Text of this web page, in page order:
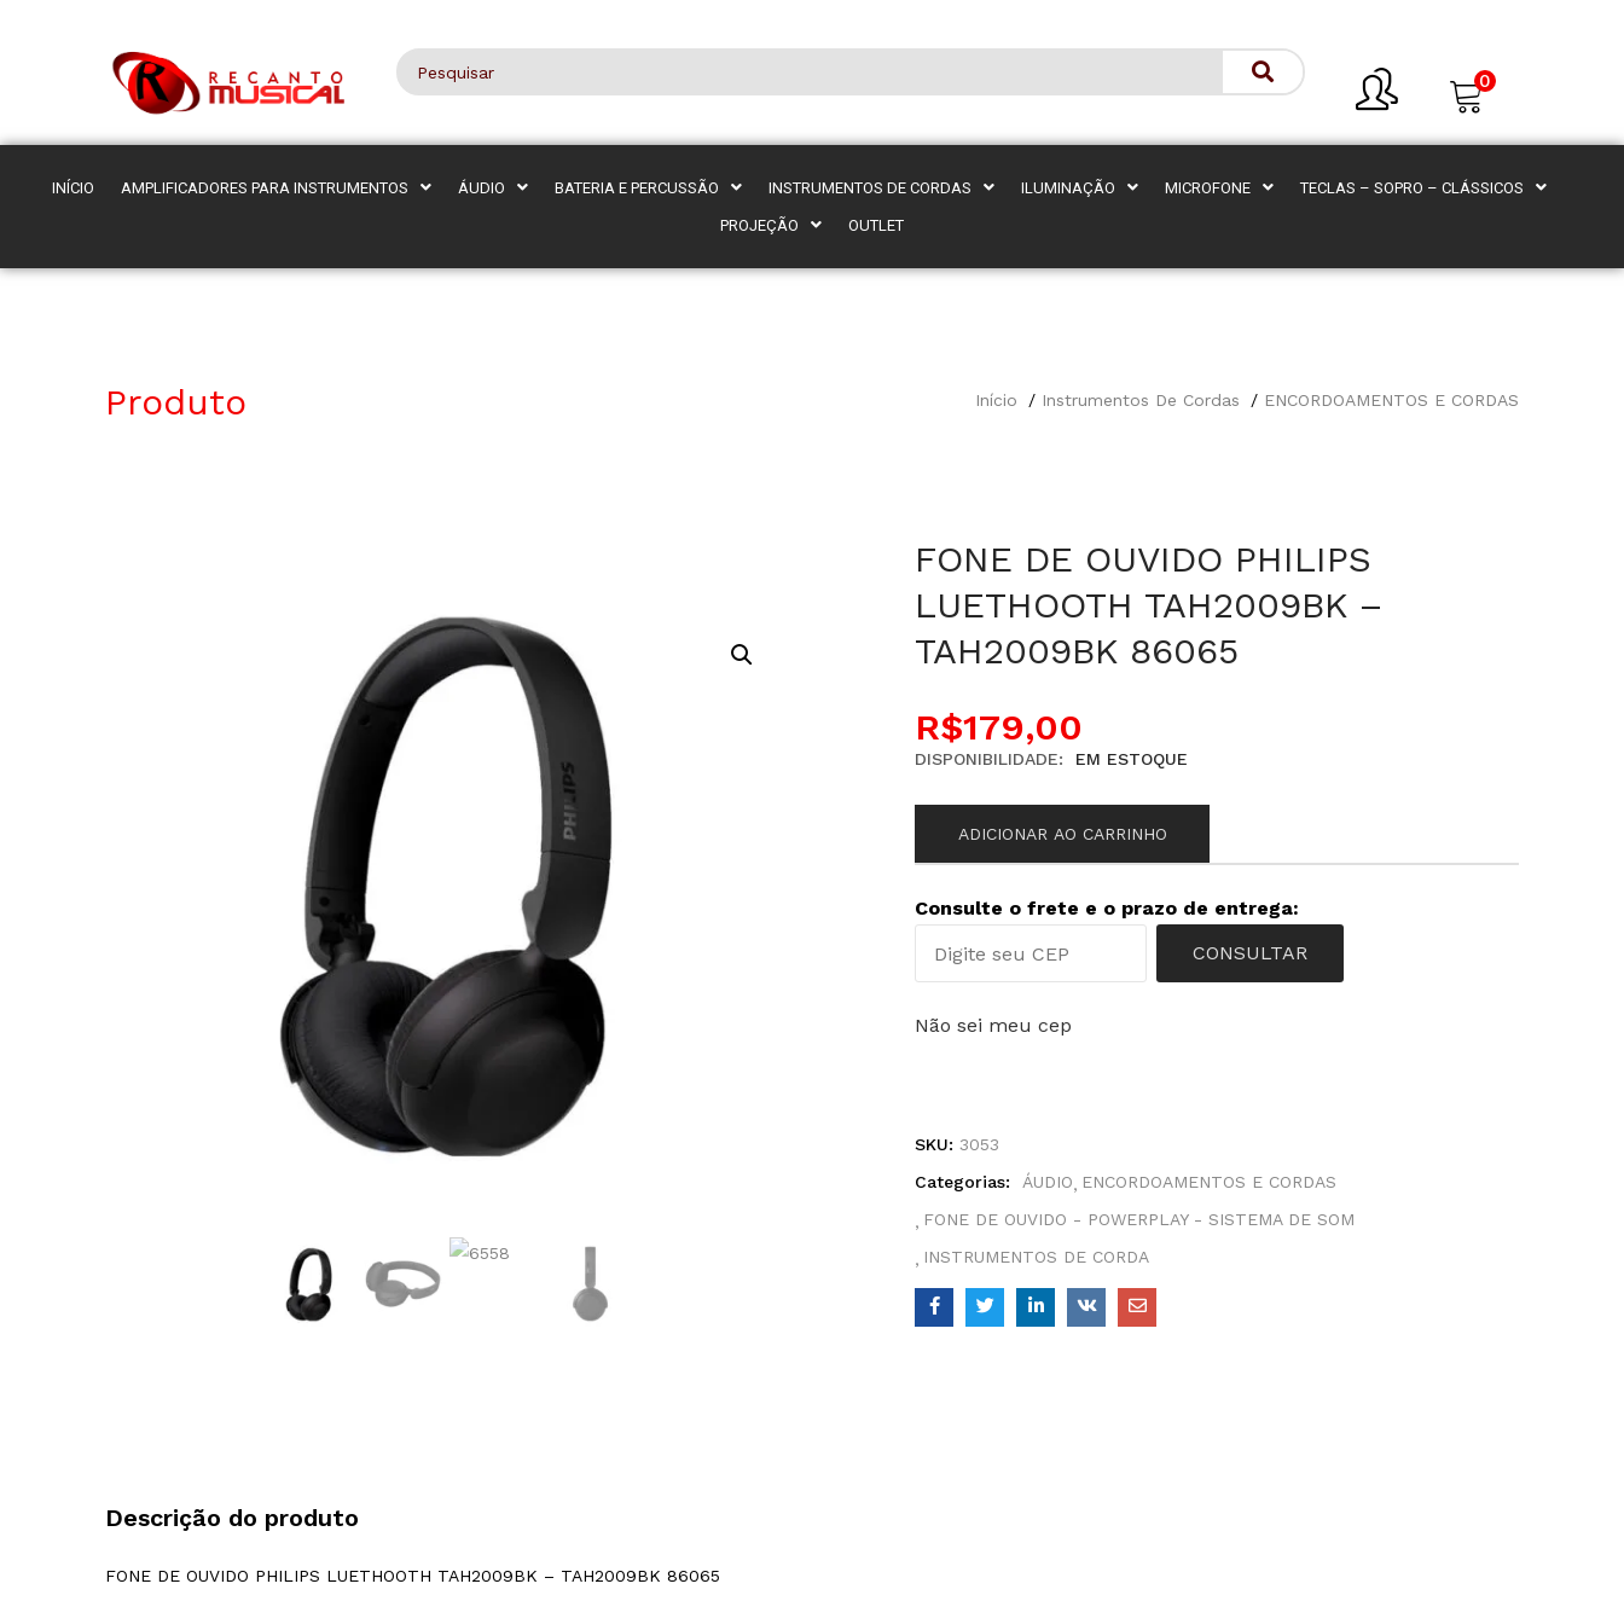
0
INÍCIO AMPLIFICADORES PARA INSTRUMENTOS ÁUDIO BATERIA E PERCUSSÃO INSTRUMENTOS DE CORDAS ILUMINAÇÃO MICROFONE TECLAS – SOPRO – CLÁSSICOS
PROJEÇÃO OUTLET
Início Instrumentos De Cordas ENCORDOAMENTOS E CORDAS
Produto
FONE DE OUVIDO PHILIPS
LUETHOOTH TAH2009BK –
TAH2009BK 86065
R$179,00
DISPONIBILIDADE: EM ESTOQUE
ADICIONAR AO CARRINHO
Consulte o frete e o prazo de entrega:
CONSULTAR
Não sei meu cep
SKU: 3053
Categorias:
ÁUDIO
ENCORDOAMENTOS E CORDAS
FONE DE OUVIDO - POWERPLAY - SISTEMA DE SOM
INSTRUMENTOS DE CORDA
Descrição do produto
FONE DE OUVIDO PHILIPS LUETHOOTH TAH2009BK – TAH2009BK 86065